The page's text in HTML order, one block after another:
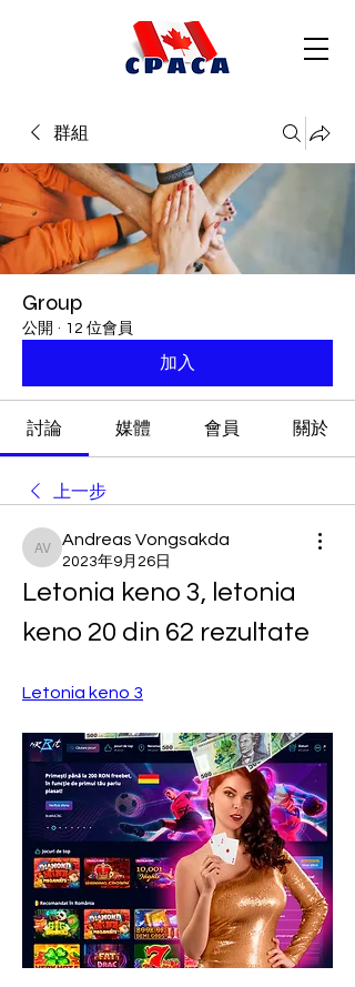
群組
Group
公開 · 12 位會員
加入
討論 媒體 會員 關於
上一步
Andreas Vongsakda
Andreas Vongsakda
2023年9月26日
Letonia keno 3, letonia
keno 20 din 62 rezultate
Letonia keno 3